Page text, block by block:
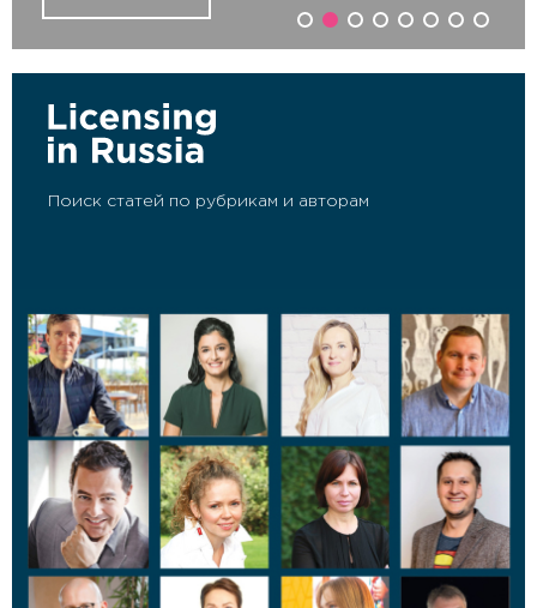
Поиск статей по рубрикам и авторам